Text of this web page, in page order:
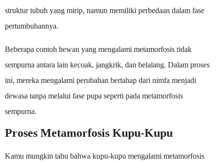
struktur tubuh yang mirip, namun memiliki perbedaan dalam fase
pertumbuhannya.
Beberapa contoh hewan yang mengalami metamorfosis tidak
sempurna antara lain kecoak, jangkrik, dan belalang. Dalam proses
ini, mereka mengalami perubahan bertahap dari nimfa menjadi
dewasa tanpa melalui fase pupa seperti pada metamorfosis
sempurna.
Proses Metamorfosis Kupu-Kupu
Kamu mungkin tahu bahwa kupu-kupu mengalami metamorfosis